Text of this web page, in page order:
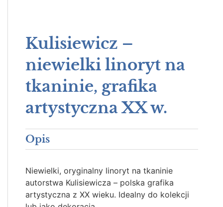
Kulisiewicz –
niewielki linoryt na
tkaninie, grafika
artystyczna XX w.
Opis
Niewielki, oryginalny linoryt na tkaninie
autorstwa Kulisiewicza – polska grafika
artystyczna z XX wieku. Idealny do kolekcji